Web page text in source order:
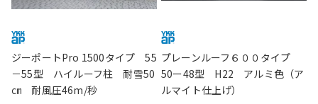
ジーポートPro 1500タイプ 55
－55型 ハイルーフ柱 耐雪50
㎝ 耐風圧46m/秒
プレーンルーフ６００タイプ
50ー48型 H22 アルミ色（ア
ルマイト仕上げ）